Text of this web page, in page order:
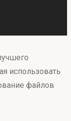
использовать
файлов